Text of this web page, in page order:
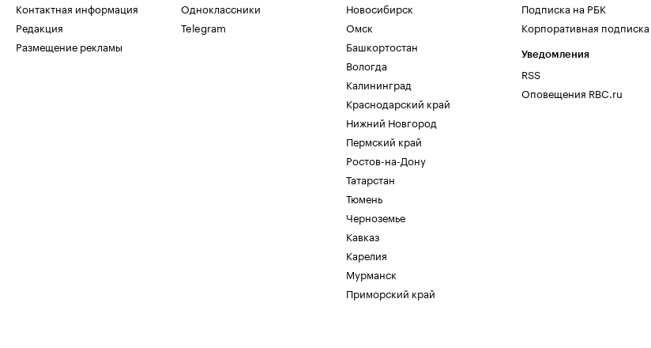
Контактная информация
Редакция
Размещение рекламы
Одноклассники
Telegram
Новосибирск
Омск
Башкортостан
Вологда
Калининград
Краснодарский край
Нижний Новгород
Пермский край
Ростов-на-Дону
Татарстан
Тюмень
Черноземье
Кавказ
Карелия
Мурманск
Приморский край
Подписка на РБК
Корпоративная подписка
Уведомления
RSS
Оповещения RBC.ru